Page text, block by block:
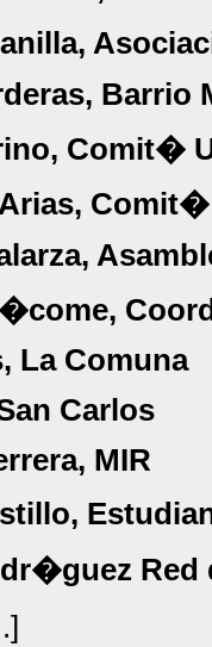
Barrio
Comit�
La Comuna
Carlos
MIR
Red